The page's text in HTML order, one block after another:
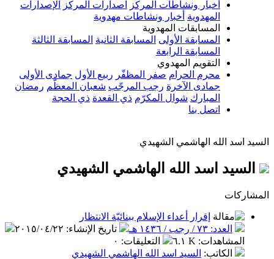
أخبار ونشاطات المركز اصدارات المركز
الإصدارات
المهدوية أخبار ونشاطات مهدوية
المسابقات المهدوية
المسابقة الأولى المسابقة الثانية المسابقة الثالثة
المسابقة الرابعة
التقويم المهدوي
محرم الحرام صفر المظفّر ربيع الأول جمادى الأولى
جمادى الآخرة رجب المرجّب شعبان المعظّم رمضان
المبارك شوال المكرّم ذي القعدة ذي الحجة
اتصل بنا
السيد اسد الله الهاشمي الشهيدي
السيد اسد الله الهاشمي الشهيدي
المشاركات
إقرار أعداء الإسلام ببنائيّة الانتظار
العدد: ٧٣ / رجب / ١٤٣٦ هـ
تاريخ الإنشاء: ٢٠١٥/٠٤/٢٢
المشاهدات: ٦.١ K التعليقات: ٠
الكاتب: السيد اسد الله الهاشمي الشهيدي